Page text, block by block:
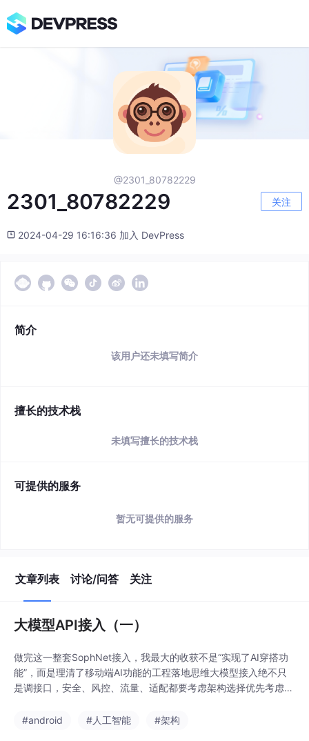
@2301_80782229
2301_80782229 关注
2024-04-29 16:16:36 加入 DevPress
简介
该用户还未填写简介
擅长的技术栈
未填写擅长的技术栈
可提供的服务
暂无可提供的服务
文章列表 讨论/问答 关注
大模型API接入（一）
做完这一整套SophNet接入，我最大的收获不是“实现了AI穿搭功
能”，而是理清了移动端AI功能的工程落地思维大模型接入绝不只
是调接口，安全、风控、流量、适配都要考虑架构选择优先考虑线
直接决定最终展示效果代码要解耦、收口，才能让项目可维护、可
#android #人工智能 #架构